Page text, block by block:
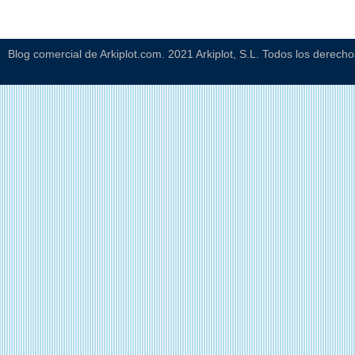
Blog comercial de Arkiplot.com. 2021 Arkiplot, S.L. Todos los